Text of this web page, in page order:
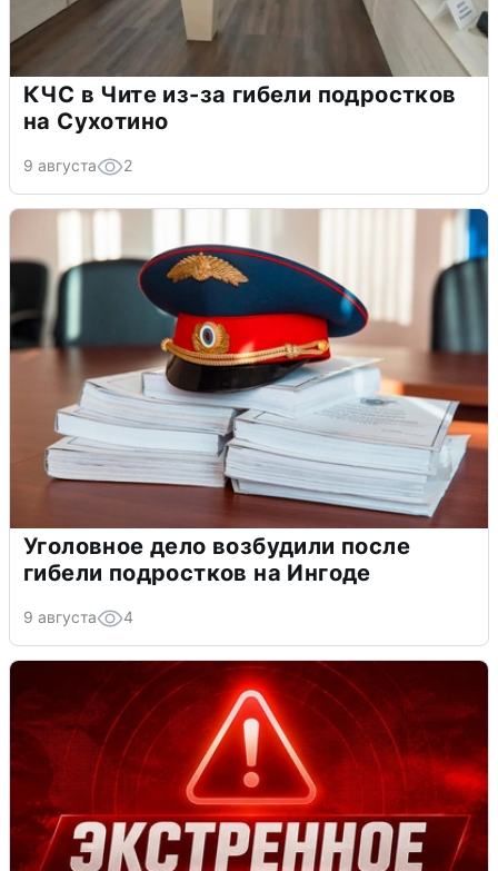
КЧС в Чите из-за гибели подростков
на Сухотино
9 августа 2
Уголовное дело возбудили после
гибели подростков на Ингоде
9 августа 4